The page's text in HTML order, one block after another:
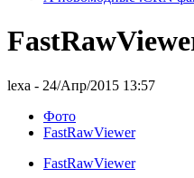
lexa - 24/Апр/2015 13:57
Фото
FastRawViewer
FastRawViewer